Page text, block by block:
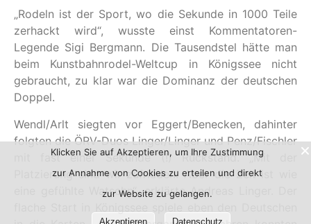
„Rodeln ist der Sport, wo die Sekunde in 1000 Teile
zerhackt wird“, wusste einst Kommentatoren-
Legende Sigi Bergmann. Die Tausendstel hätte man
beim Kunstbahnrodel-Weltcup in Königssee nicht
gebraucht, zu klar war die Dominanz der deutschen
Doppel.
Wendl/Arlt siegten vor Eggert/Benecken, dahinter
folgten die ÖRV-Duos Linger/Linger und Penz/Fischler
mit fast einer Sekunde (!) Rückstand. „Mit der
Platzierung sind wir zufrieden. Aber die Zeit ist wie
eine gefühlte Watschn“, erklärte Andreas Linger. Der
Klicken Sie auf Akzeptieren, um Ihre Zustimmung
zur Annahme von Cookies zu erteilen und direkt
zur Website zu gelangen.
Akzeptieren Datenschutz